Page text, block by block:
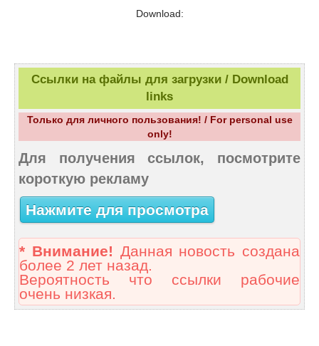
Download:
Ссылки на файлы для загрузки / Download
links
Только для личного пользования! / For personal use
only!
Для получения ссылок, посмотрите
короткую рекламу
Нажмите для просмотра
* Внимание! Данная новость создана
более 2 лет назад.
Вероятность что ссылки рабочие
очень низкая.